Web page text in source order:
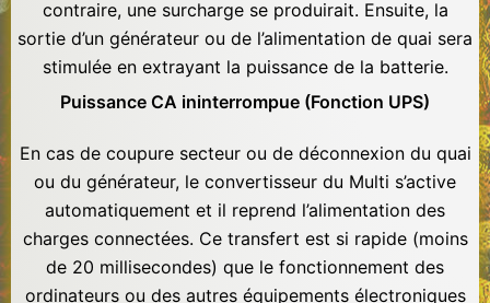
contraire, une surcharge se produirait. Ensuite, la
sortie d’un générateur ou de l’alimentation de quai sera
stimulée en extrayant la puissance de la batterie.
Puissance CA ininterrompue (Fonction UPS)
En cas de coupure secteur ou de déconnexion du quai
ou du générateur, le convertisseur du Multi s’active
automatiquement et il reprend l’alimentation des
charges connectées. Ce transfert est si rapide (moins
de 20 millisecondes) que le fonctionnement des
ordinateurs ou des autres équipements électroniques